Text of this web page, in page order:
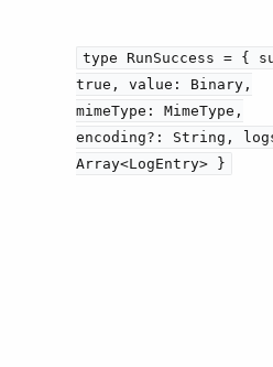
type RunSuccess = {
true, value: Binary,
mimeType: MimeType,
encoding?: String,
Array<LogEntry> }